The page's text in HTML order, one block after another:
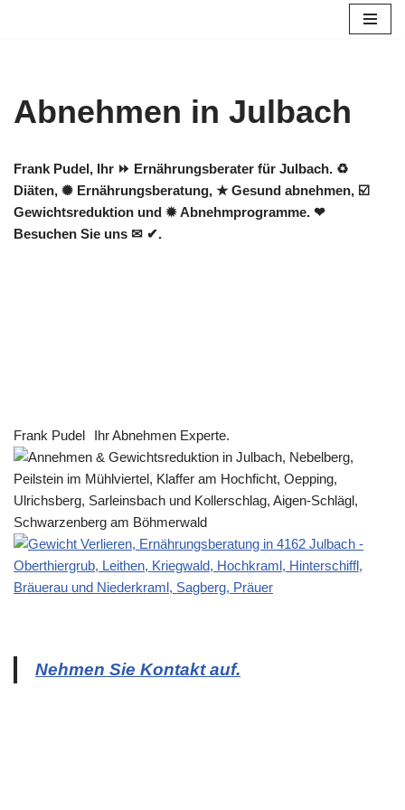
Abnehmen in Julbach
Frank Pudel, Ihr ⏩ Ernährungsberater für Julbach. ♻
Diäten, ✺ Ernährungsberatung, ★ Gesund abnehmen, ☑️
Gewichtsreduktion und ✹ Abnehmprogramme. ❤
Besuchen Sie uns ✉ ✔.
Frank Pudel Ihr Abnehmen Experte.
Nehmen Sie Kontakt auf.